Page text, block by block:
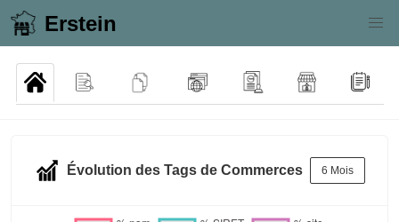
Erstein
Évolution des Tags de Commerces 6 Mois